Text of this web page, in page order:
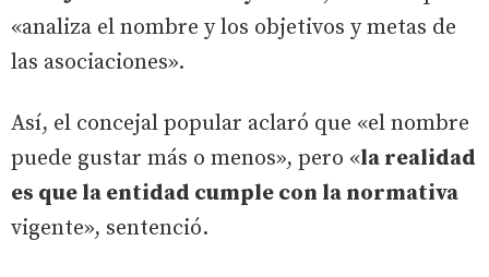
«analiza el nombre y los objetivos y metas de
las asociaciones».
Así, el concejal popular aclaró que «el nombre
puede gustar más o menos», pero «la realidad
es que la entidad cumple con la normativa
vigente», sentenció.